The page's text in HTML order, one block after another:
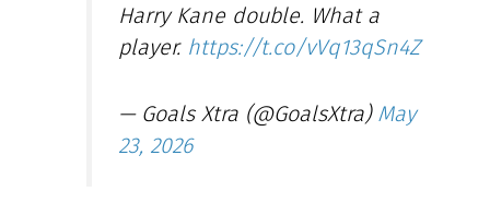
Harry Kane double. What a
player. https://t.co/vVq13qSn4Z
— Goals Xtra (@GoalsXtra) May
23, 2026